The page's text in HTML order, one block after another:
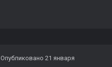
Опубликовано 21 января